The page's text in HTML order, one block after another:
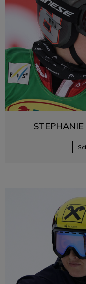
STEPHANIE
Sci